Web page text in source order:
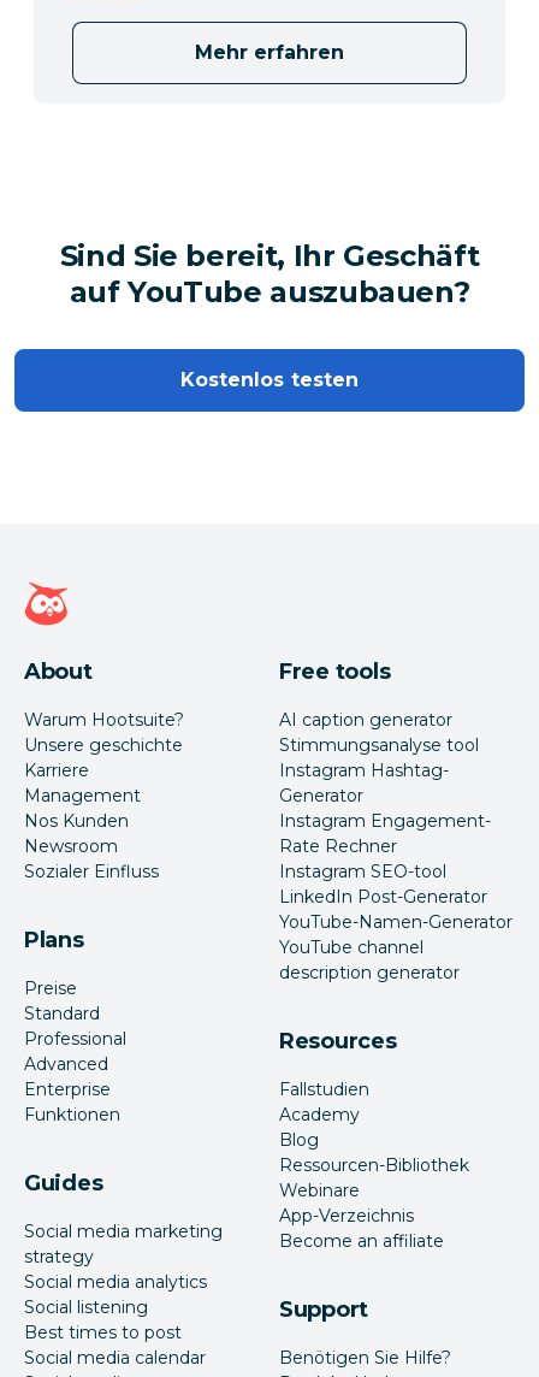
Mehr erfahren
Sind Sie bereit, Ihr Geschäft
auf YouTube auszubauen?
Kostenlos testen
Hootsuite Homepage
About
Warum Hootsuite?
Unsere geschichte
Karriere
Management
Nos Kunden
Newsroom
Sozialer Einfluss
Plans
Preise
Standard
Professional
Advanced
Enterprise
Funktionen
Guides
Social media marketing
strategy
Social media analytics
Social listening
Best times to post
Social media calendar
Free tools
AI caption generator
Stimmungsanalyse tool
Instagram Hashtag-
Generator
Instagram Engagement-
Rate Rechner
Instagram SEO-tool
LinkedIn Post-Generator
YouTube-Namen-Generator
YouTube channel
description generator
Resources
Fallstudien
Academy
Blog
Ressourcen-Bibliothek
Webinare
App-Verzeichnis
Become an affiliate
Support
Benötigen Sie Hilfe?